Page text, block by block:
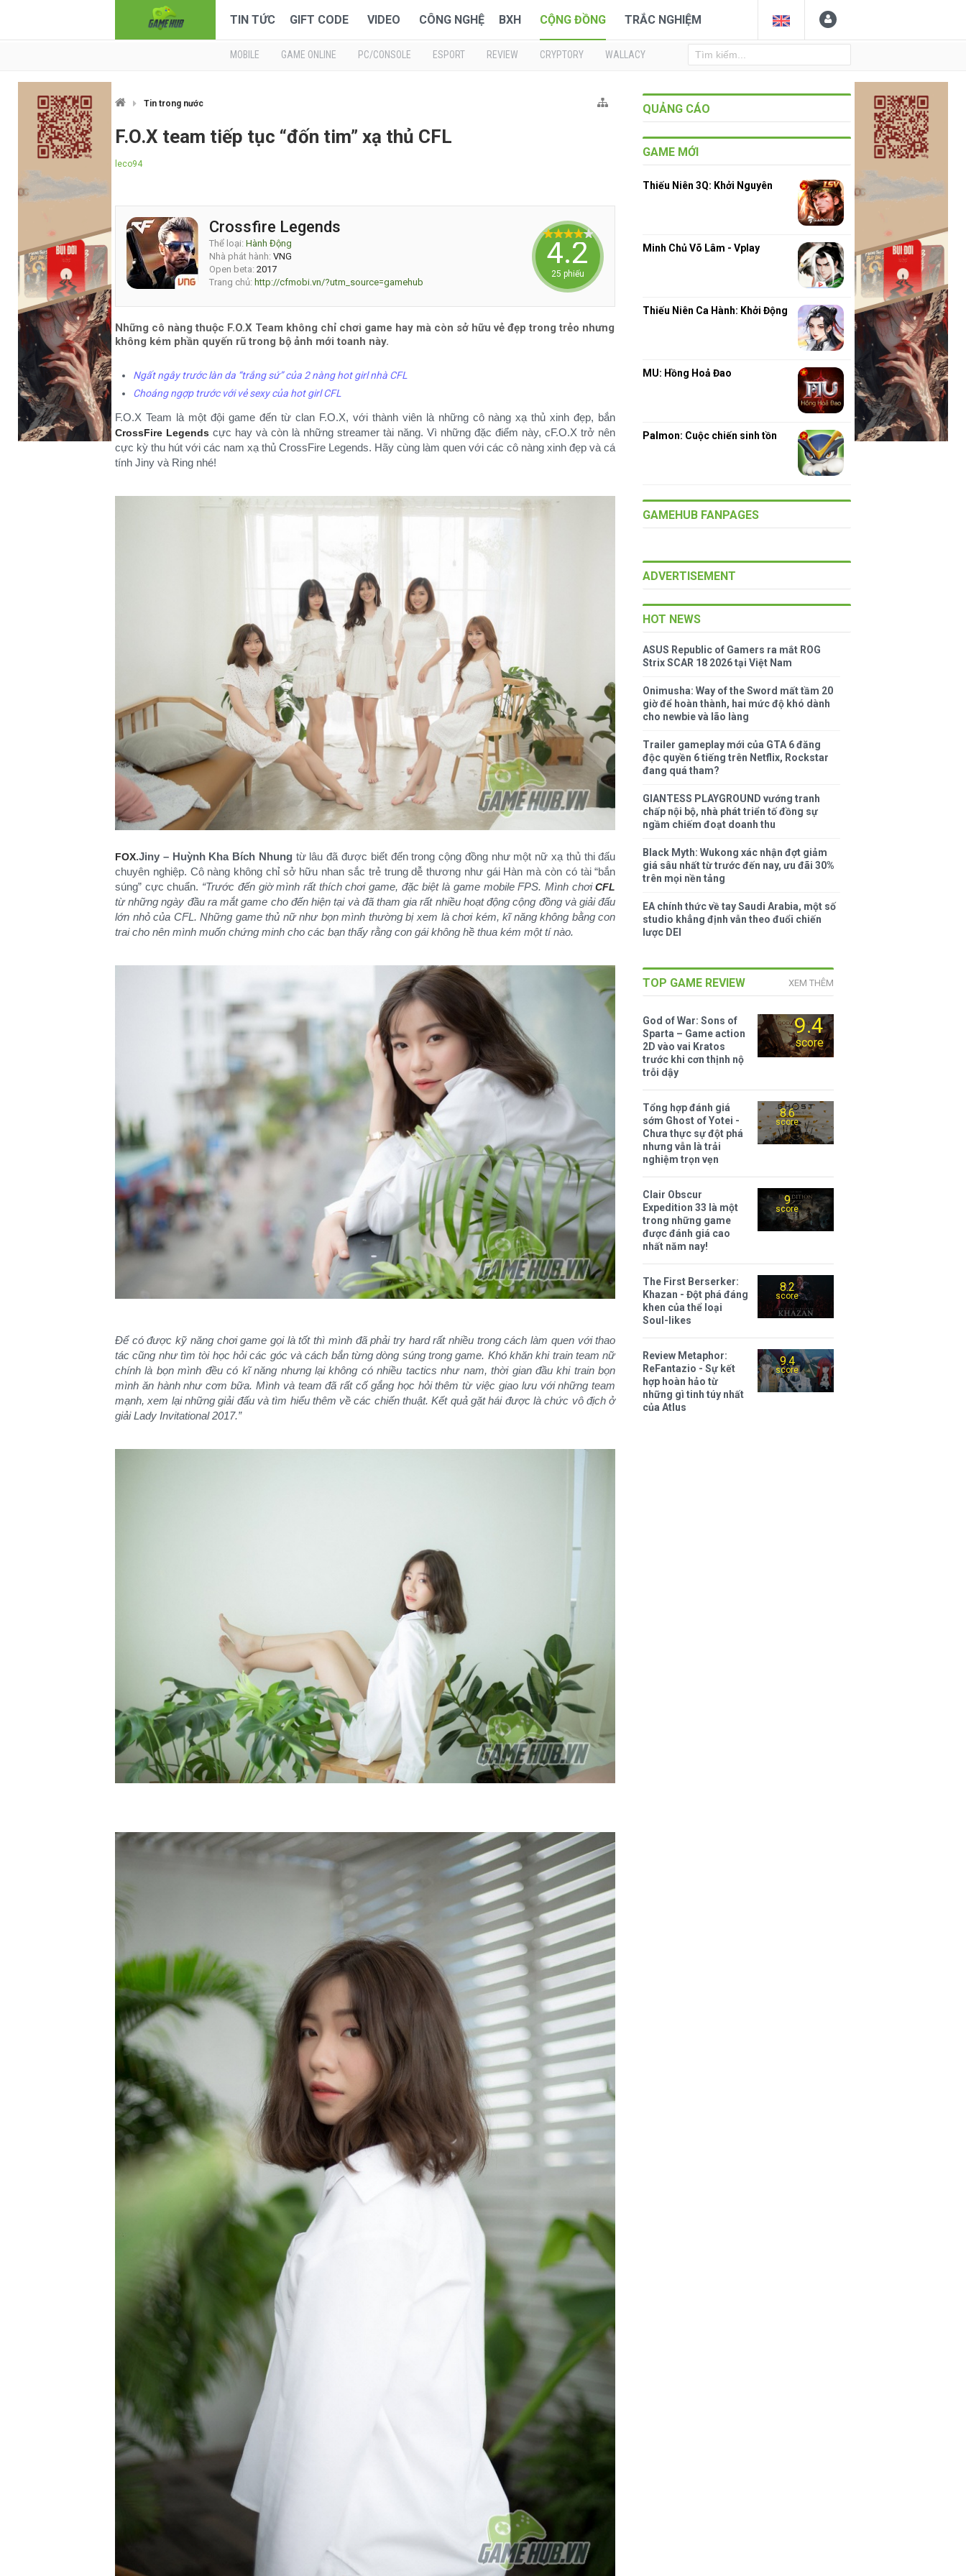
TIN TỨC GIFT CODE VIDEO CÔNG NGHỆ BXH CỘNG ĐỒNG TRẮC NGHIỆM
MOBILE GAME ONLINE PC/CONSOLE ESPORT REVIEW CRYPTORY WALLACY
Tin trong nước
F.O.X team tiếp tục “đốn tim” xạ thủ CFL
leco94
Crossfire Legends
Thể loại: Hành Động
Nhà phát hành: VNG
Open beta: 2017
Trang chủ: http://cfmobi.vn/?utm_source=gamehub
4.24
25 phiếu
Những cô nàng thuộc F.O.X Team không chỉ chơi game hay mà còn sở hữu vẻ đẹp trong trẻo nhưng
không kém phần quyến rũ trong bộ ảnh mới toanh này.
Ngất ngây trước làn da “trắng sứ” của 2 nàng hot girl nhà CFL
Choáng ngợp trước với vẻ sexy của hot girl CFL
F.O.X Team là một đội game đến từ clan F.O.X, với thành viên là những cô nàng xạ thủ xinh đẹp, bắn
CrossFire Legends cực hay và còn là những streamer tài năng. Vì những đặc điểm này, cF.O.X trở nên
cực kỳ thu hút với các nam xạ thủ CrossFire Legends. Hãy cùng làm quen với các cô nàng xinh đẹp và cá
tính Jiny và Ring nhé!
FOX.Jiny – Huỳnh Kha Bích Nhungtừ lâu đã được biết đến trong cộng đồng như một nữ xạ thủ thi đấu
chuyên nghiệp. Cô nàng không chỉ sở hữu nhan sắc trẻ trung dễ thương như gái Hàn mà còn có tài “bắn
súng” cực chuẩn. “Trước đến giờ mình rất thích chơi game, đặc biệt là game mobile FPS. Mình chơiCFL
từ những ngày đầu ra mắt game cho đến hiện tại và đã tham gia rất nhiều hoạt động cộng đồng và giải đấu
lớn nhỏ của CFL. Những game thủ nữ như bọn mình thường bị xem là chơi kém, kĩ năng không bằng con
trai cho nên mình muốn chứng minh cho các bạn thấy rằng con gái không hề thua kém một tí nào.
Để có được kỹ năng chơi game gọi là tốt thì mình đã phải try hard rất nhiều trong cách làm quen với thao
tác cũng như tìm tòi học hỏi các góc và cách bắn từng dòng súng trong game. Khó khăn khi train team nữ
chính là bọn mình đều có kĩ năng nhưng lại không có nhiều tactics như nam, thời gian đầu khi train bọn
mình ăn hành như cơm bữa. Mình và team đã rất cố gắng học hỏi thêm từ việc giao lưu với những team
mạnh, xem lại những giải đấu và tìm hiểu thêm về các chiến thuật. Kết quả gặt hái được là chức vô địch ở
giải Lady Invitational 2017.”
QUẢNG CÁO
GAME MỚI
Thiếu Niên 3Q: Khởi Nguyên
Minh Chủ Võ Lâm - Vplay
Thiếu Niên Ca Hành: Khởi Động
MU: Hồng Hoả Đao
Palmon: Cuộc chiến sinh tồn
GAMEHUB FANPAGES
ADVERTISEMENT
HOT NEWS
ASUS Republic of Gamers ra mắt ROG
Strix SCAR 18 2026 tại Việt Nam
Onimusha: Way of the Sword mất tầm 20
giờ để hoàn thành, hai mức độ khó dành
cho newbie và lão làng
Trailer gameplay mới của GTA 6 đăng
độc quyền 6 tiếng trên Netflix, Rockstar
đang quá tham?
GIANTESS PLAYGROUND vướng tranh
chấp nội bộ, nhà phát triển tố đồng sự
ngầm chiếm đoạt doanh thu
Black Myth: Wukong xác nhận đợt giảm
giá sâu nhất từ trước đến nay, ưu đãi 30%
trên mọi nền tảng
EA chính thức về tay Saudi Arabia, một số
studio khẳng định vẫn theo đuổi chiến
lược DEI
TOP GAME REVIEW XEM THÊM
9.4
score
God of War: Sons of
Sparta – Game action
2D vào vai Kratos
trước khi cơn thịnh nộ
trỗi dậy
8.6
score
Tổng hợp đánh giá
sớm Ghost of Yotei -
Chưa thực sự đột phá
nhưng vẫn là trải
nghiệm trọn vẹn
9
score
Clair Obscur
Expedition 33 là một
trong những game
được đánh giá cao
nhất năm nay!
8.2
score
The First Berserker:
Khazan - Đột phá đáng
khen của thể loại
Soul-likes
9.4
score
Review Metaphor:
ReFantazio - Sự kết
hợp hoàn hảo từ
những gì tinh túy nhất
của Atlus